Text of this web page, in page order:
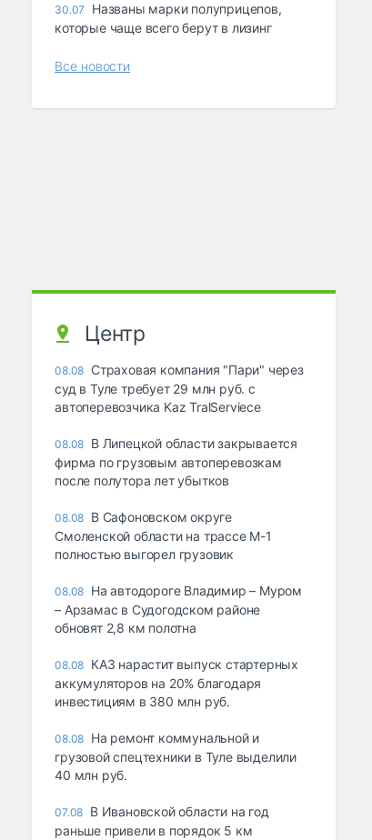
30.07
Названы марки полуприцепов,
которые чаще всего берут в лизинг
Все новости
Центр
08.08 Страховая компания "Пари" через
суд в Туле требует 29 млн руб. с
автоперевозчика Kaz TralServiece
08.08 В Липецкой области закрывается
фирма по грузовым автоперевозкам
после полутора лет убытков
08.08 В Сафоновском округе
Смоленской области на трассе М-1
полностью выгорел грузовик
08.08 На автодороге Владимир – Муром
– Арзамас в Судогодском районе
обновят 2,8 км полотна
08.08 КАЗ нарастит выпуск стартерных
аккумуляторов на 20% благодаря
инвестициям в 380 млн руб.
08.08 На ремонт коммунальной и
грузовой спецтехники в Туле выделили
40 млн руб.
07.08 В Ивановской области на год
раньше привели в порядок 5 км